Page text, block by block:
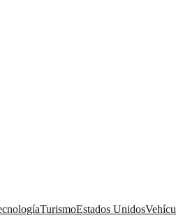
TurismoEstados Unidos